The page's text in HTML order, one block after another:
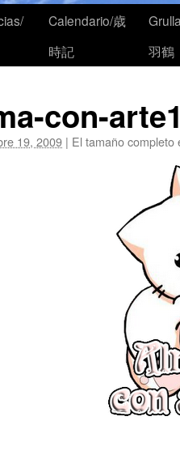
Calendario/歳
時記
羽鶴
con-
19, 2009 | El tamaño